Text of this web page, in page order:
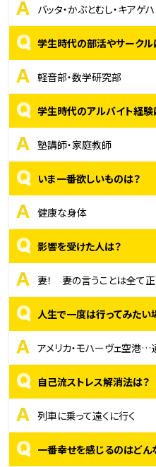
A バッタ・かぶとむし・キアゲハ
Q 学生時代の部活やサークル
A 軽音部・数学研究部
Q 学生時代のアルバイト経験
A 塾講師・家庭教師
Q いま一番欲しいものは？
A 健康な身体
Q 影響を受けた人は？
A 妻！ 妻の言うことは全て正
Q 人生で一度は行ってみたい
A アメリカ・モハーヴェ空港…
Q 自己流ストレス解消法は？
A 列車に乗って遠くに行く
Q 一番幸せを感じるのはどん